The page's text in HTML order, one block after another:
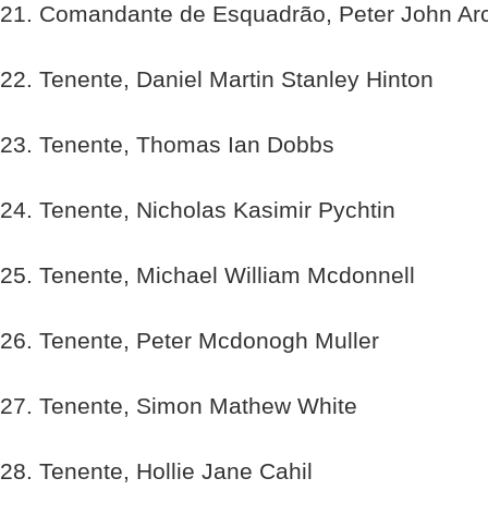
21. Comandante de Esquadrão, Peter John
22. Tenente, Daniel Martin Stanley Hinton
23. Tenente, Thomas Ian Dobbs
24. Tenente, Nicholas Kasimir Pychtin
25. Tenente, Michael William Mcdonnell
26. Tenente, Peter Mcdonogh Muller
27. Tenente, Simon Mathew White
28. Tenente, Hollie Jane Cahil